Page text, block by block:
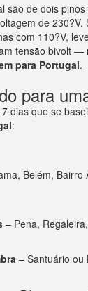
são de dois
de 230?V.
com 110?V,
tensão bivolt —
para Portugal.
para
dias que se
:
Belém, Bairro
– Pena,
– Santuário ou